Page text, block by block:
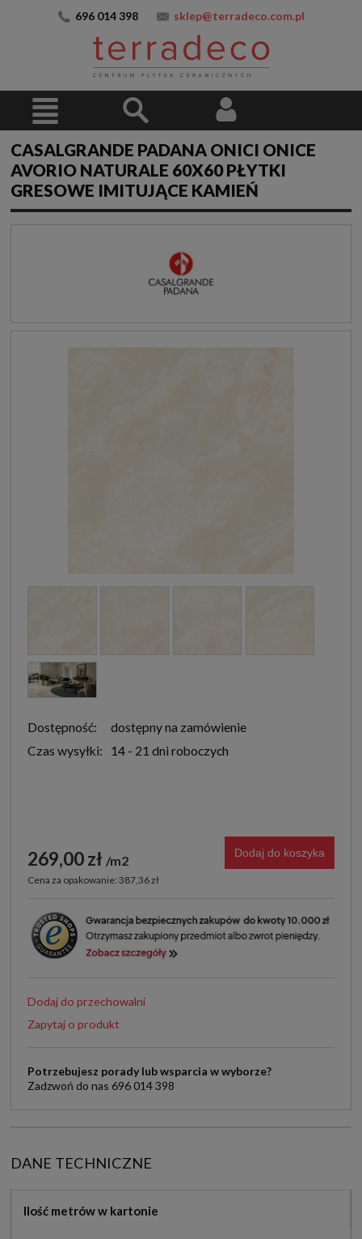
696 014 398 sklep@terradeco.com.pl
CASALGRANDE PADANA ONICI ONICE
AVORIO NATURALE 60X60 PŁYTKI
GRESOWE IMITUJĄCE KAMIEŃ
Dostępność:
dostępny na zamówienie
Czas wysyłki:
14 - 21 dni roboczych
269,00 zł m2
Cena za opakowanie: 387,36 zł
Dodaj do koszyka
Dodaj do przechowalni
Zapytaj o produkt
Potrzebujesz porady lub wsparcia w wyborze?
Zadzwoń do nas 696 014 398
DANE TECHNICZNE
Ilość metrów w kartonie